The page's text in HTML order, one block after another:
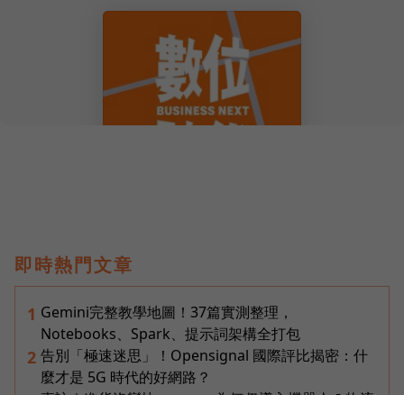
即時熱門文章
1 Gemini完整教學地圖！37篇實測整理，
Notebooks、Spark、提示詞架構全打包
2 告別「極速迷思」！Opensignal 國際評比揭密：什
麼才是 5G 時代的好網路？